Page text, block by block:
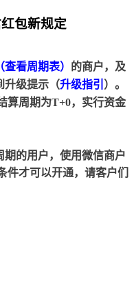
包新规定
（查看周期表） 的商户，及
升级提示（升级指引 ）。
算周期为T+0，实行资金
的用户， 使用微信商户
件才可以开通，请客户们